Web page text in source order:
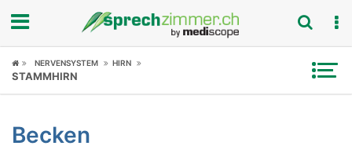
Fokus
Symptome
NERVENSYSTEM HIRN
STAMMHIRN
Becken